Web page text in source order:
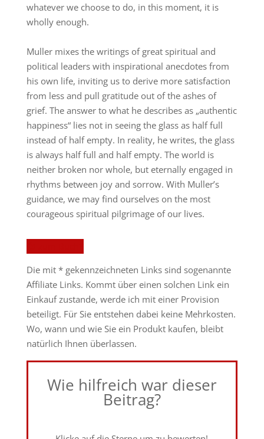
whatever we choose to do, in this moment, it is
wholly enough.
Muller mixes the writings of great spiritual and
political leaders with inspirational anecdotes from
his own life, inviting us to derive more satisfaction
from less and pull gratitude out of the ashes of
grief. The answer to what he describes as „authentic
happiness“ lies not in seeing the glass as half full
instead of half empty. In reality, he writes, the glass
is always half full and half empty. The world is
neither broken nor whole, but eternally engaged in
rhythms between joy and sorrow. With Muller’s
guidance, we may find ourselves on the most
courageous spiritual pilgrimage of our lives.
Die mit * gekennzeichneten Links sind sogenannte
Affiliate Links. Kommt über einen solchen Link ein
Einkauf zustande, werde ich mit einer Provision
beteiligt. Für Sie entstehen dabei keine Mehrkosten.
Wo, wann und wie Sie ein Produkt kaufen, bleibt
natürlich Ihnen überlassen.
Wie hilfreich war dieser
Beitrag?